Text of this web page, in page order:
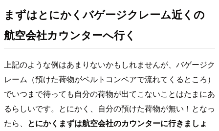
まずはとにかくバゲージクレーム近くの
航空会社カウンターへ行く
上記のような例はあまりないかもしれませんが、バゲージク
レーム（預けた荷物がベルトコンベアで流れてくるところ）
でいつまで待っても自分の荷物が出てこないことはたまにあ
るらしいです。とにかく、自分の預けた荷物が無い！となっ
たら、 とにかくまずは航空会社のカウンターに行きましょ